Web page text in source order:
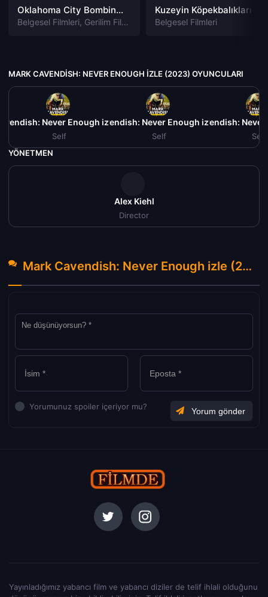
Oklahoma City Bombing: American Terror izle
Belgesel Filmleri, Gerilim Filmleri Belgesel Filmleri
MARK CAVENDISH: NEVER ENOUGH IZLE (2023) OYUNCULARI
Never Enough izle (2023)
Self
Mark Cavendish: Never Enough izle (2023)
Self
Mark Cavendish:
Self
YÖNETMEN
Alex Kiehl
Director
Mark Cavendish: Never Enough izle (2023) Hakkında Yorumlar
Yorumunuz spoiler içeriyor mu?
Yayınladığımız yabancı film ve yabancı diziler de telif ihlali olduğunu